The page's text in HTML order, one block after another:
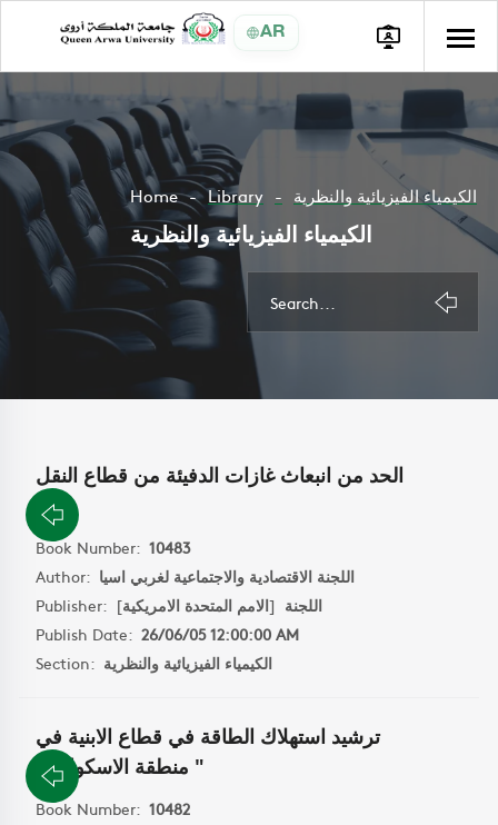
AR
Home Library الكيمياء الفيزيائية والنظرية
الكيمياء الفيزيائية والنظرية
الحد من انبعاث غازات الدفيئة من قطاع النقل
" 8"
Book Number: 10483
Author: اللجنة الاقتصادية والاجتماعية لغربي اسيا
Publisher:
اللجنة [الامم المتحدة الامريكية]
Publish Date: 26/06/05 12:00:00 AM
Section: الكيمياء الفيزيائية والنظرية
ترشيد استهلاك الطاقة في قطاع الابنية في
منطقة الاسكوا " 6 "
Book Number: 10482